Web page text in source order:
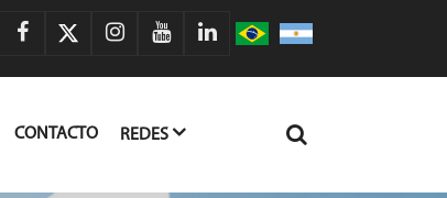
CONTACTO REDES